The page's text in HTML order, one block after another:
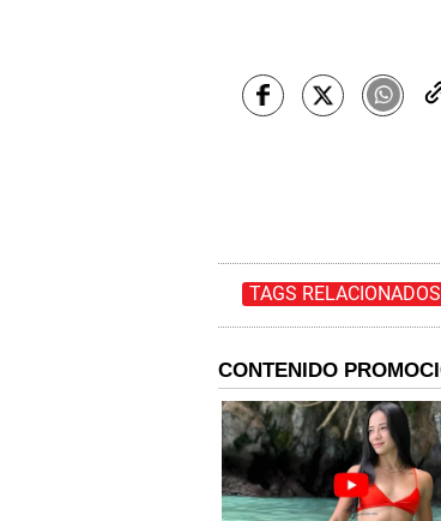
TAGS RELACIONADOS